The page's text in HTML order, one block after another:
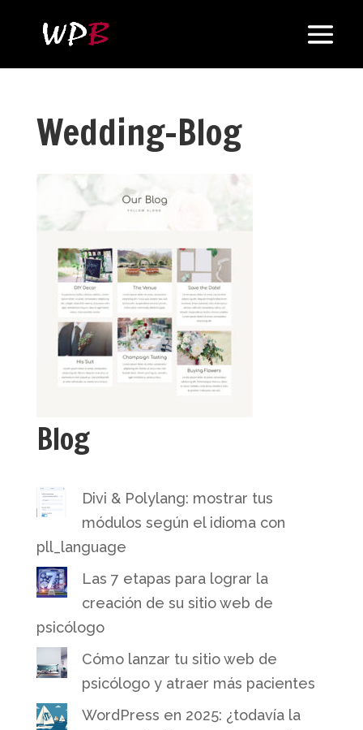
Wedding-Blog
Blog
Divi & Polylang: mostrar tus
módulos según el idioma con
pll_language
Las 7 etapas para lograr la
creación de su sitio web de
psicólogo
Cómo lanzar tu sitio web de
psicólogo y atraer más pacientes
WordPress en 2025: ¿todavía la